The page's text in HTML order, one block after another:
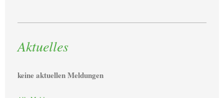
Aktuelles
keine aktuellen Meldungen